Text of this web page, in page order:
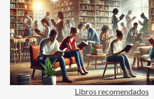
Libros recomendados